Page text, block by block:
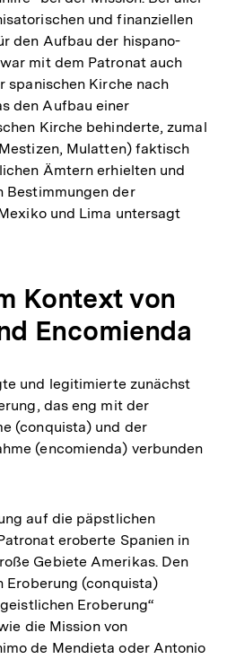
und finanziellen
den Aufbau der hispano-
mit dem Patronat auch
spanischen Kirche nach
den Aufbau einer
Kirche behinderte, zumal
Mulatten) faktisch
Ämtern erhielten und
Bestimmungen der
und Lima untersagt
Kontext von
Encomienda
und legitimierte zunächst
das eng mit der
(conquista) und der
(encomienda) verbunden
auf die päpstlichen
eroberte Spanien in
Gebiete Amerikas. Den
Eroberung (conquista)
Eroberung“
die Mission von
de Mendieta oder Antonio